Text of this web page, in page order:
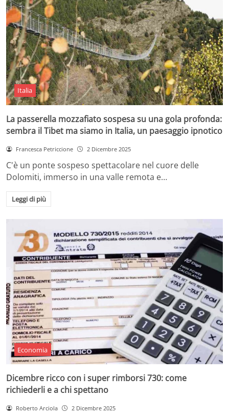
Italia
La passerella mozzafiato sospesa su una gola profonda:
sembra il Tibet ma siamo in Italia, un paesaggio ipnotico
Francesca Petriccione 2 Dicembre 2025
C'è un ponte sospeso spettacolare nel cuore delle
Dolomiti, immerso in una valle remota e…
Leggi di più
Economia
Dicembre ricco con i super rimborsi 730: come
richiederli e a chi spettano
Roberto Arciola 2 Dicembre 2025